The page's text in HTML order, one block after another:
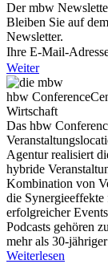
Der mbw
Bleiben Sie auf
Newsletter.
Ihre E-Mail-
Weiter
hbw
Wirtschaft
Das hbw
Agentur realisiert
hybride
Kombination von
die
erfolgreicher
Podcasts gehören
mehr als 30-
Weiterlesen